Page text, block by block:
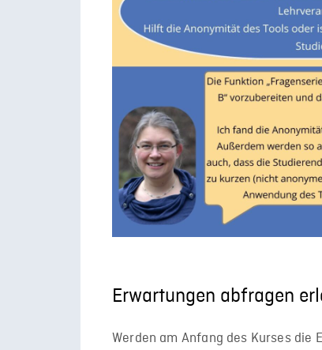
Erwartungen abfragen
Werden am Anfang des Kurses